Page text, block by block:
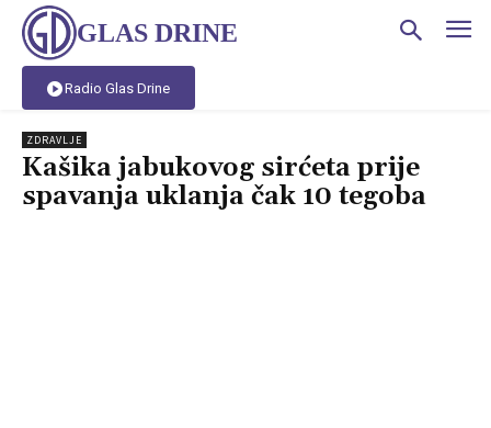
GLAS DRINE
Radio Glas Drine
ZDRAVLJE
Kašika jabukovog sirćeta prije
spavanja uklanja čak 10 tegoba